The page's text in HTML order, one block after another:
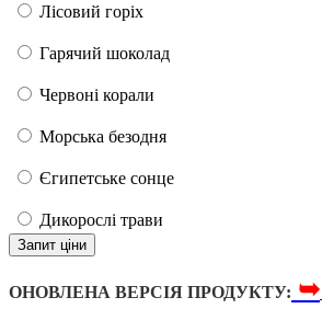
Лісовий горіх
Гарячий шоколад
Червоні корали
Морська безодня
Єгипетське сонце
Дикорослі трави
Запит ціни
ОНОВЛЕНА ВЕРСІЯ ПРОДУКТУ: ➥